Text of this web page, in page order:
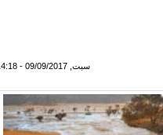
سبت, 09/09/2017 - 14:18